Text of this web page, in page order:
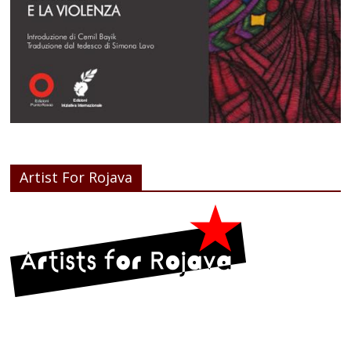
Artist For Rojava